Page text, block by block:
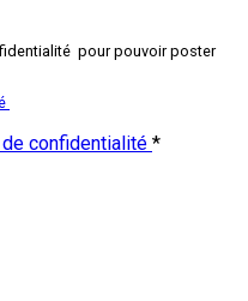
pour pouvoir poster
confidentialité *